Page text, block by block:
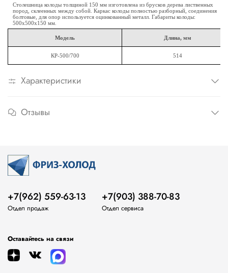
Столешница колоды толщиной 150 мм изготовлена из брусков дерева лиственных
пород, склеенных между собой. Каркас колоды полностью разборный, соединения
болтовые, для опор используется оцинкованный металл. Габариты колоды:
500х500х150 мм.
Модель Длина, мм
КР-500/700 514
Характеристики
Отзывы
+7(962) 559-63-13
Отдел продаж
+7(903) 388-70-83
Отдел сервиса
Оставайтесь на связи